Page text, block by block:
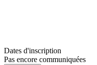
Dates d'inscription
Pas encore communiquées